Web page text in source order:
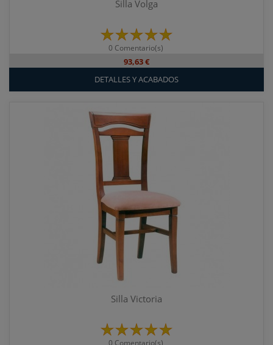
Silla Volga
0 Comentario(s)
93,63 €
DETALLES Y ACABADOS
Silla Victoria